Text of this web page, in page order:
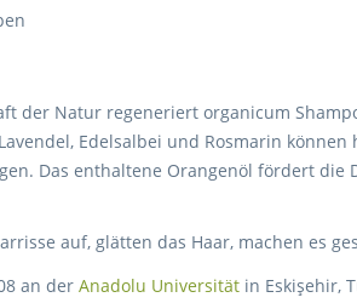
der Natur regeneriert organicum
Edelsalbei und Rosmarin
Das enthaltene Orangenöl fördert
auf, glätten das Haar, machen es
an der Anadolu Universität in Eskişehir,